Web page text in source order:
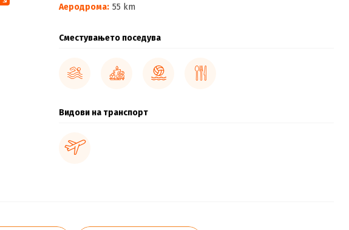
Аеродрома: 55 km
Сместувањето поседува
Видови на транспорт